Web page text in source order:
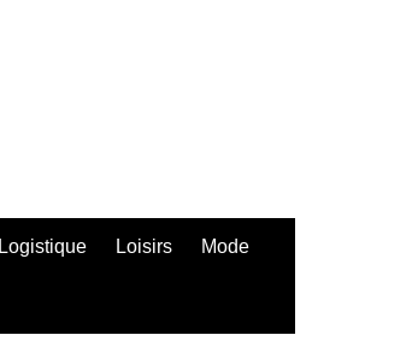
Logistique Loisirs Mode